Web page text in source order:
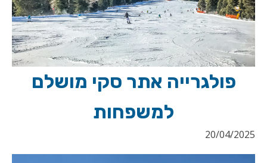
פולגרייה אתר סקי מושלם
למשפחות
20/04/2025